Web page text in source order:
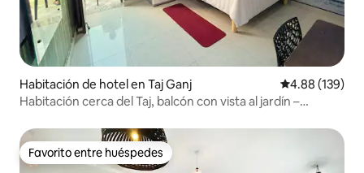
Habitación de hotel en Taj Ganj Calificación
4.88 (139)
Habitación cerca del Taj, balcón con vista al jardín –
Favorito entre huéspedes
Favorito entre huéspedes